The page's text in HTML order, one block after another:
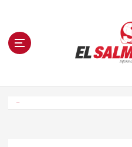
n El